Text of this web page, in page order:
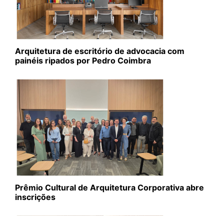
Arquitetura de escritório de advocacia com
painéis ripados por Pedro Coimbra
Prêmio Cultural de Arquitetura Corporativa abre
inscrições